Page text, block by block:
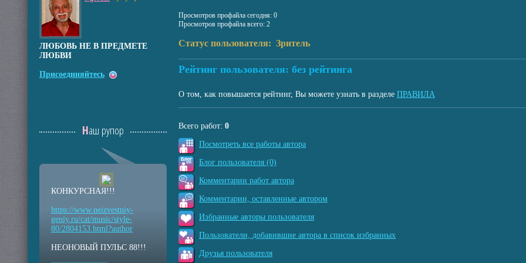
Просмотров профайла сегодня: 0
Просмотров профайла всего: 2
Статус пользователя: Зритель
Рейтинг пользователя: без рейтинга
О том, как повышается рейтинг, Вы можете узнать в разделе ПРАВИЛА
Всего работ: 0
Посмотреть все работы автора
Блог пользователя (0)
Комментарии работ автора
Комментарии, оставленные автором
Избранные авторы пользователя
Пользователи, добавившие автора в список избранных
Друзья пользователя
ЛЮБОВЬ НЕ В ПРЕДМЕТЕ
ЛЮБВИ
Присоединяйтесь
Наш рупор
КОНКУРСНАЯ!!!
https://www.neizvestniy-
geniy.ru/cat/music/style-
80/2804153.html?author
НЕОНОВЫЙ ПУЛЬС 88!!!